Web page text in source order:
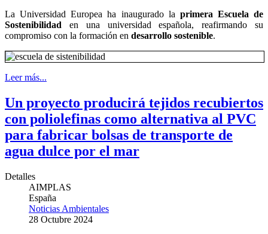
La Universidad Europea ha inaugurado la primera Escuela de
Sostenibilidad en una universidad española, reafirmando su
compromiso con la formación en desarrollo sostenible.
Leer más...
Un proyecto producirá tejidos recubiertos
con poliolefinas como alternativa al PVC
para fabricar bolsas de transporte de
agua dulce por el mar
Detalles
AIMPLAS
España
Noticias Ambientales
28 Octubre 2024